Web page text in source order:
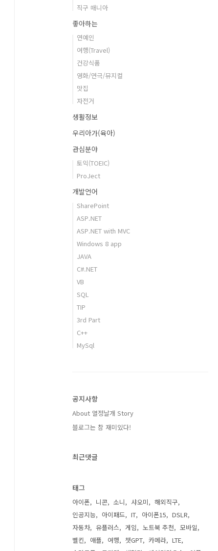
직구 매니아
좋아하는
연예인
여행(Travel)
건강식품
영화/연극/뮤지컬
맛집
자전거
생활정보
우리아가(육아)
관심분야
토익(TOEIC)
ProJect
개발언어
SharePoint
ASP.NET
ASP.NET with MVC
Windows 8 app
JAVA
C#.NET
VB
SQL
TIP
3rd Part
C++
MySql
공지사항
About 열정날개 Story
블로그는 참 재미있다!
최근댓글
태그
아이폰 니콘 소니 샤오미
해외직구
인공지능
아이패드 IT 아이폰15
DSLR
자동차
유플러스 게임 노트북 추천
모바일
벨킨
애플 여행 챗GPT 카메라
LTE